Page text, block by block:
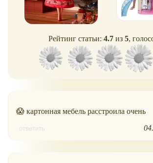
Рейтинг статьи: 4.7 из 5,
😱 картонная мебель расстроила очень
ответить